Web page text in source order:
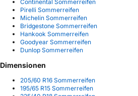
Continental Sommerreifen
Pirelli Sommerreifen
Michelin Sommerreifen
Bridgestone Sommerreifen
Hankook Sommerreifen
Goodyear Sommerreifen
Dunlop Sommerreifen
Dimensionen
205/60 R16 Sommerreifen
195/65 R15 Sommerreifen